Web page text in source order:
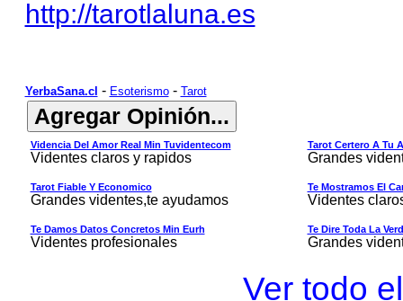
http://tarotlaluna.es
YerbaSana.cl - Esoterismo- Tarot
Videncia Del Amor Real Min Tuvidentecom
Videntes claros y rapidos
Tarot Certero A Tu
Grandes
Tarot Fiable Y Economico
Grandes videntes,te ayudamos
Te Mostramos El
Videntes
Te Damos Datos Concretos Min Eurh
Videntes profesionales
Te Dire Toda La
Grandes
Ver todo